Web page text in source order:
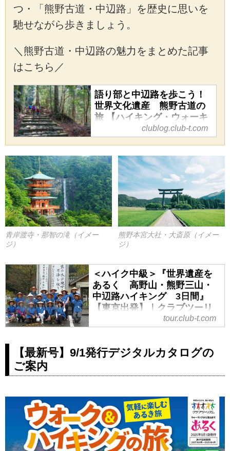
つ・「熊野古道・中辺路」を歴史に思いを
馳せながら歩きましょう。
＼熊野古道・中辺路の魅力をまとめた記事
はこちら／
語り部と中辺路を歩こう！
世界文化遺産 熊野古道の
旅 【ハイキング・ウォーキ
ングの旅】 - クラブログ ～
スタッフブログ～｜クラブ
神秘的な雰囲気漂う、熊野古
道。今回は語り部(現地ガイド)
とめぐる、熊野古道の魅力をご
紹介いたします。観光や参拝を
するツアーはありますが、現地
をじっくりと足で歩くことがで
きるのがハイキングツアーの魅
力です。いにしえの旅人の気分
になりながら、一緒に中辺路を
歩いてみませんか？
clublog.club-t.com
青岸渡寺・那智の滝（イメー
ジ）
熊野本宮大社・大斎原（イメー
ジ）
＜ハイク中級＞『世界遺産を
あるく 高野山・熊野三山・
中辺路ハイキング 3日間』
【東京出発】｜クラブツーリ
く 高野山・熊野三山・中辺路ハ
イキング 3日間』 【東京出発】
tour.club-t.com
【最新号】9/1発行デジタルカタログの
ご案内